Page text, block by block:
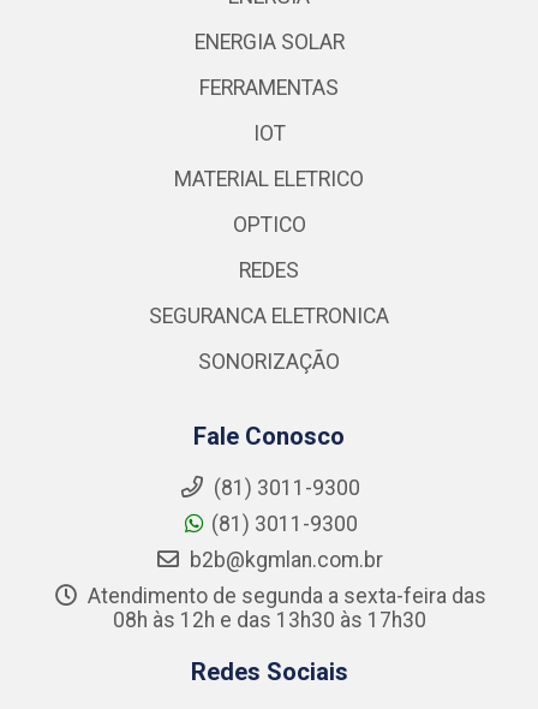
ENERGIA SOLAR
FERRAMENTAS
IOT
MATERIAL ELETRICO
OPTICO
REDES
SEGURANCA ELETRONICA
SONORIZAÇÃO
Fale Conosco
(81) 3011-9300
(81) 3011-9300
b2b@kgmlan.com.br
Atendimento de segunda a sexta-feira das
08h às 12h e das 13h30 às 17h30
Redes Sociais